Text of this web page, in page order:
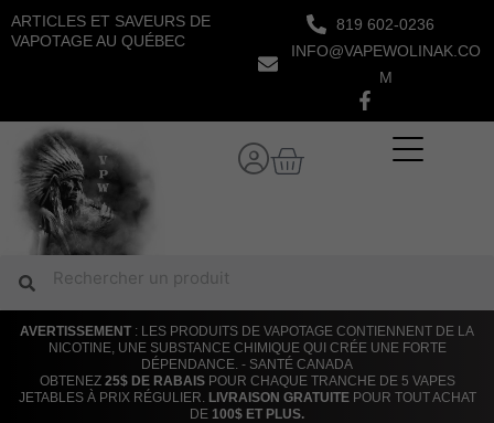
Aller
au
ARTICLES ET SAVEURS DE
VAPOTAGE AU QUÉBEC
819 602-0236
INFO@VAPEWOLINAK.CO
M
Panier
Rechercher
AVERTISSEMENT : LES PRODUITS DE VAPOTAGE CONTIENNENT DE LA
NICOTINE, UNE SUBSTANCE CHIMIQUE QUI CRÉE UNE FORTE
DÉPENDANCE. - SANTÉ CANADA
OBTENEZ 25$ DE RABAISPOUR CHAQUE TRANCHE DE 5 VAPES
JETABLES À PRIX RÉGULIER. LIVRAISON GRATUITEPOUR TOUT ACHAT
DE 100$ ET PLUS.